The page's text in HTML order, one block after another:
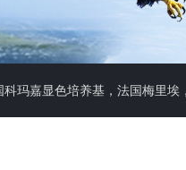
显色培养基，法国梅里埃，北京奥博星原料培养基，英国OXOID，意大利利